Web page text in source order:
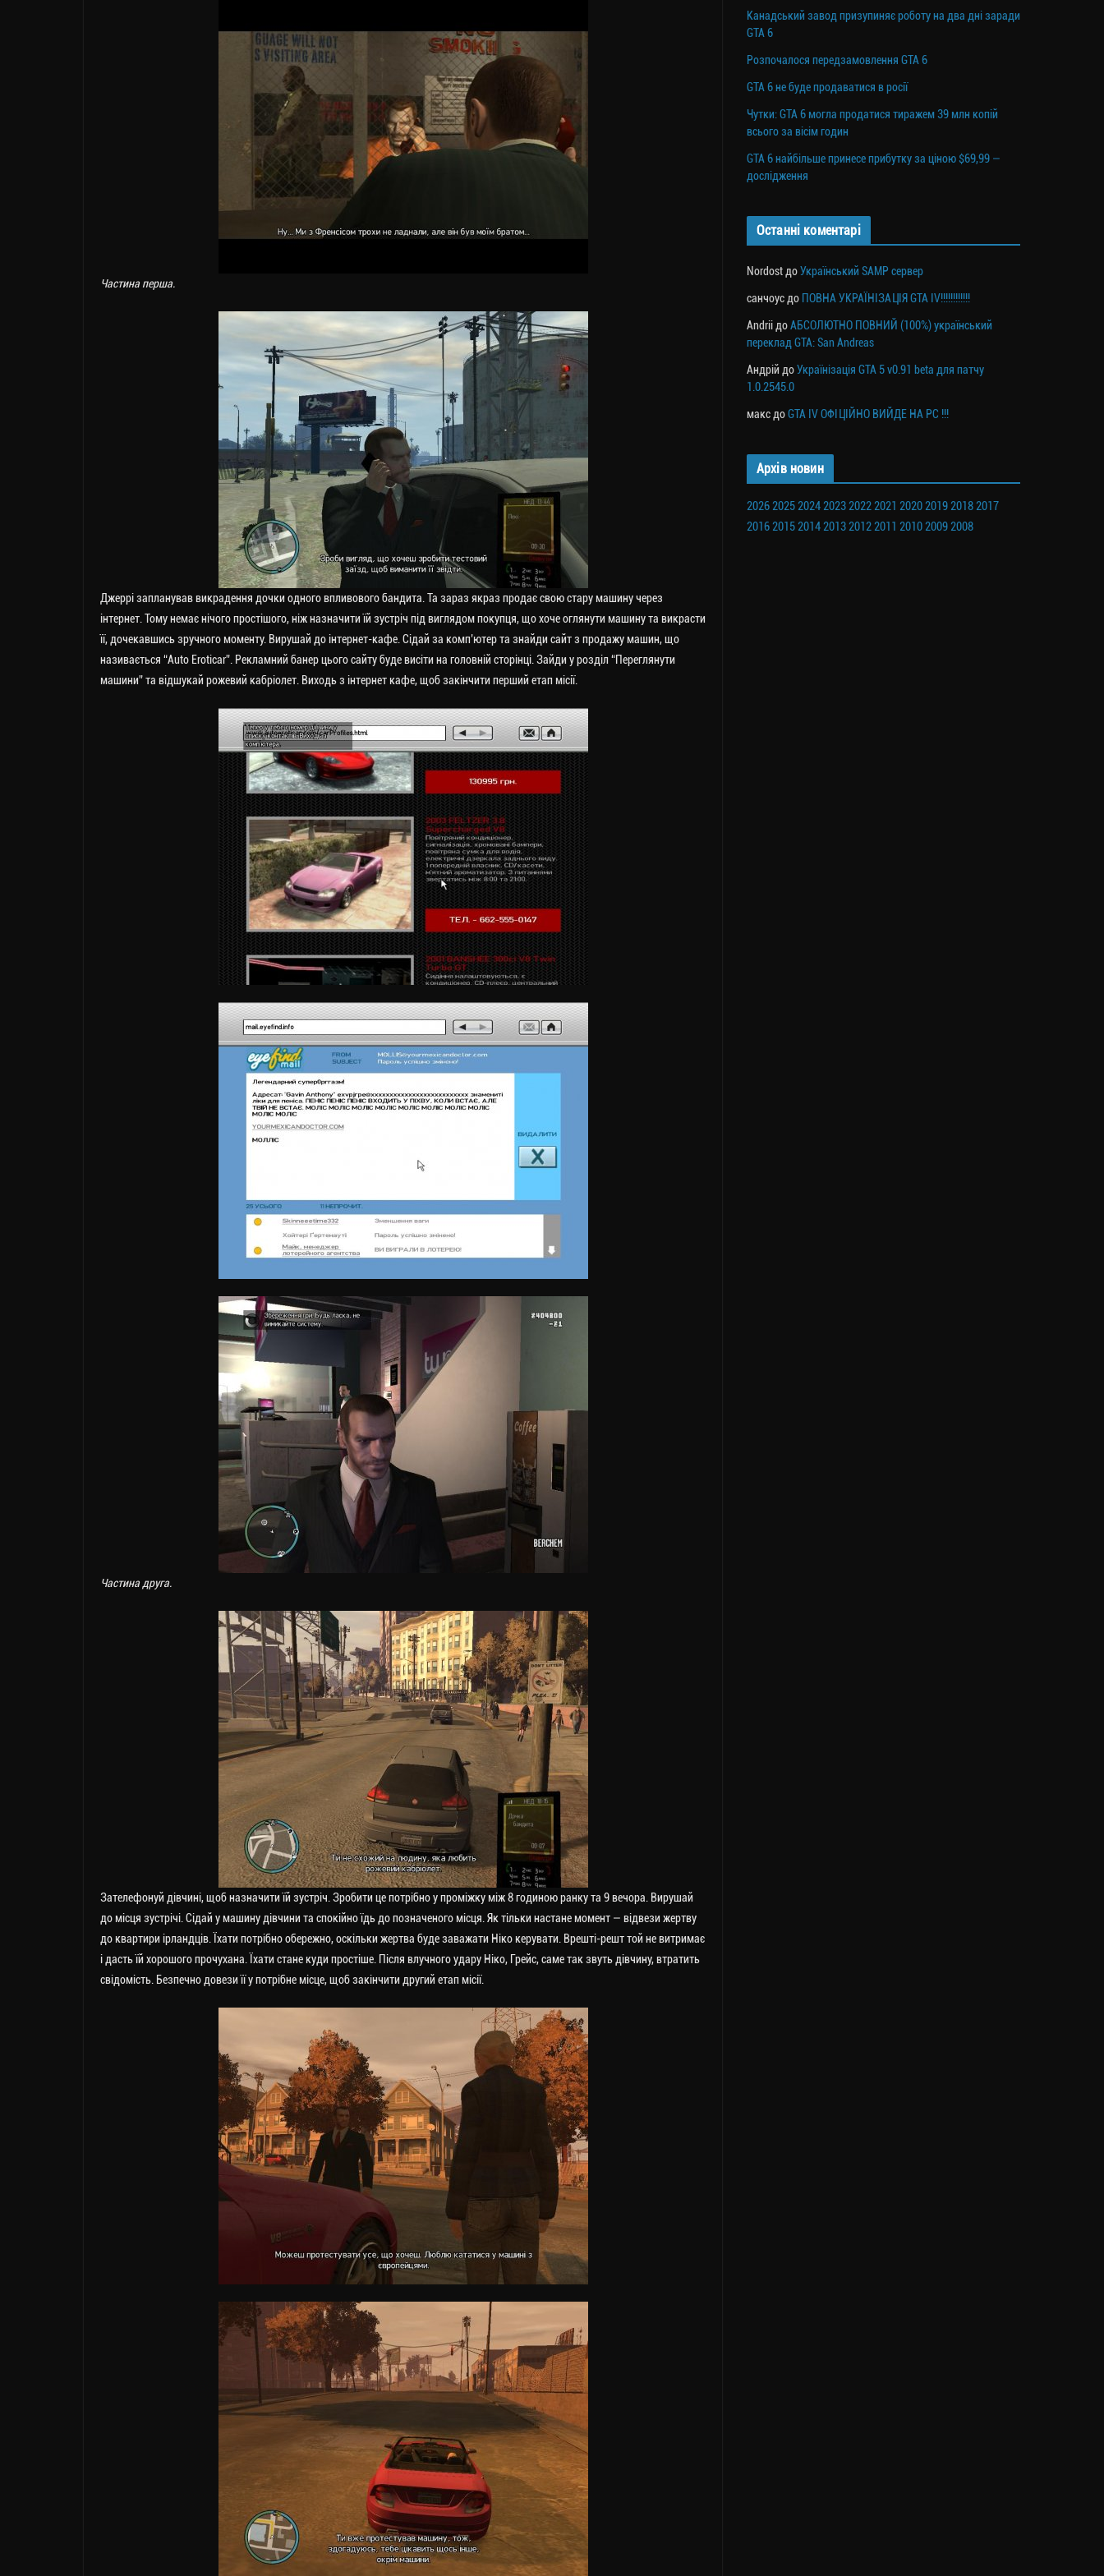
Частина перша.
Джеррі запланував викрадення дочки одного впливового бандита. Та зараз якраз продає свою стару машину через
інтернет. Тому немає нічого простішого, ніж назначити їй зустріч під виглядом покупця, що хоче оглянути машину та викрасти
її, дочекавшись зручного моменту. Вирушай до інтернет-кафе. Сідай за комп’ютер та знайди сайт з продажу машин, що
називається “Auto Eroticar”. Рекламний банер цього сайту буде висіти на головній сторінці. Зайди у розділ “Переглянути
машини” та відшукай рожевий кабріолет. Виходь з інтернет кафе, щоб закінчити перший етап місії.
Частина друга.
Зателефонуй дівчині, щоб назначити їй зустріч. Зробити це потрібно у проміжку між 8 годиною ранку та 9 вечора. Вирушай
до місця зустрічі. Сідай у машину дівчини та спокійно їдь до позначеного місця. Як тільки настане момент — відвези жертву
до квартири ірландців. Їхати потрібно обережно, оскільки жертва буде заважати Ніко керувати. Врешті-решт той не витримає
і дасть їй хорошого прочухана. Їхати стане куди простіше. Після влучного удару Ніко, Грейс, саме так звуть дівчину, втратить
свідомість. Безпечно довези її у потрібне місце, щоб закінчити другий етап місії.
Канадський завод призупиняє роботу на два дні заради
GTA 6
Розпочалося передзамовлення GTA 6
GTA 6 не буде продаватися в росії
Чутки: GTA 6 могла продатися тиражем 39 млн копій
всього за вісім годин
GTA 6 найбільше принесе прибутку за ціною $69,99 —
дослідження
Останні коментарі
Nordost доУкраїнський SAMP сервер
санчоус до ПОВНА УКРАЇНІЗАЦІЯ GTA IV!!!!!!!!!!!!
Andrii доАБСОЛЮТНО ПОВНИЙ (100%) український
переклад GTA: San Andreas
Андрій доУкраїнізація GTA 5 v0.91 beta для патчу
1.0.2545.0
макс доGTA IV ОФІЦІЙНО ВИЙДЕ НА PC !!!
Архів новин
202620252024202320222021 2020201920182017
201620152014201320122011 201020092008